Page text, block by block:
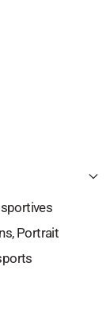
Portrait